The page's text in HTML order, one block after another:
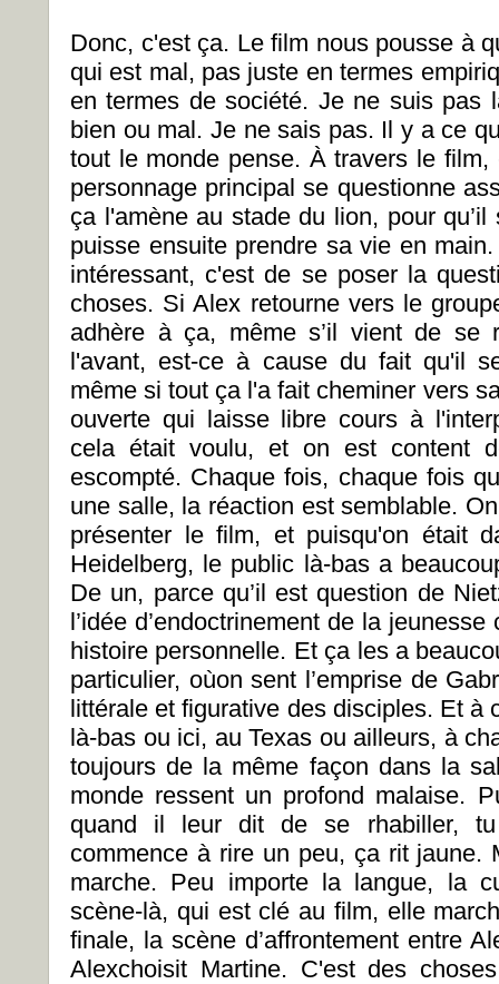
Donc, c'est ça. Le film nous pousse à
qui est mal, pas juste en termes
en termes de société. Je ne suis pas
bien ou mal. Je ne sais pas. Il y a ce
tout le monde pense. À travers le
personnage principal se questionne
ça l'amène au stade du lion, pour
puisse ensuite prendre sa vie en
intéressant, c'est de se poser la
choses. Si Alex retourne vers le
adhère à ça, même s’il vient de se
l'avant, est-ce à cause du fait qu'il
même si tout ça l'a fait cheminer vers
ouverte qui laisse libre cours à
cela était voulu, et on est content
escompté. Chaque fois, chaque fois
une salle, la réaction est semblable.
présenter le film, et puisqu'on était
Heidelberg, le public là-bas a
De un, parce qu’il est question de
l’idée d’endoctrinement de la
histoire personnelle. Et ça les a
particulier, oùon sent l’emprise de
littérale et figurative des disciples. Et à
là-bas ou ici, au Texas ou ailleurs, à
toujours de la même façon dans la
monde ressent un profond malaise.
quand il leur dit de se rhabiller,
commence à rire un peu, ça rit jaune.
marche. Peu importe la langue, la
scène-là, qui est clé au film, elle
finale, la scène d’affrontement entre
Alexchoisit Martine. C'est des